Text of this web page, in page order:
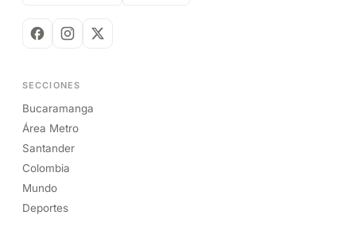
SECCIONES
Bucaramanga
Área Metro
Santander
Colombia
Mundo
Deportes